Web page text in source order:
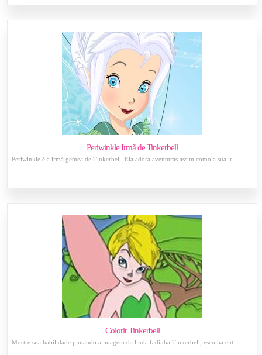
Periwinkle Irmã de Tinkerbell
Periwinkle é a irmã gêmea de Tinkerbell. Ela adora aventuras assim como a sua ir...
Colorir Tinkerbell
Mostre sua habilidade pintando a imagem da linda fadinha Tinkerbell, escolha ent...